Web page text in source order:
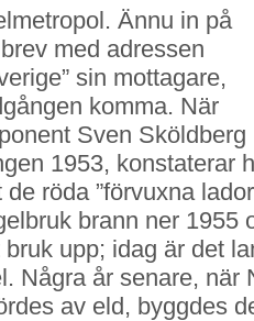
Ännu in på
med adressen
sin mottagare,
komma. När
Sven Sköldberg
1953, konstaterar
röda ”förvuxna
brann ner 1955
upp; idag är det
Några år senare, när
av eld, byggdes